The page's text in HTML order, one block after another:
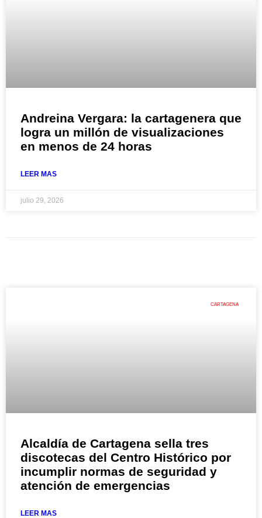
Andreina Vergara: la cartagenera que
logra un millón de visualizaciones
en menos de 24 horas
LEER MAS
julio 29, 2026
CARTAGENA
Alcaldía de Cartagena sella tres
discotecas del Centro Histórico por
incumplir normas de seguridad y
atención de emergencias
LEER MAS